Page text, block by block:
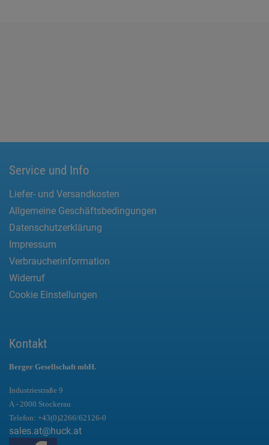
Service und Info
Liefer- und Versandkosten
Allgemeine Geschäftsbedingungen
Datenschutzerklärung
Impressum
Verbraucherinformation
Widerruf
Cookie Einstellungen
Kontakt
Berger Gesellschaft mbH.
Industriestraße 9
A - 2000 Stockerau
Telefon: +43(0)2266/62126-0
sales.at@huck.at